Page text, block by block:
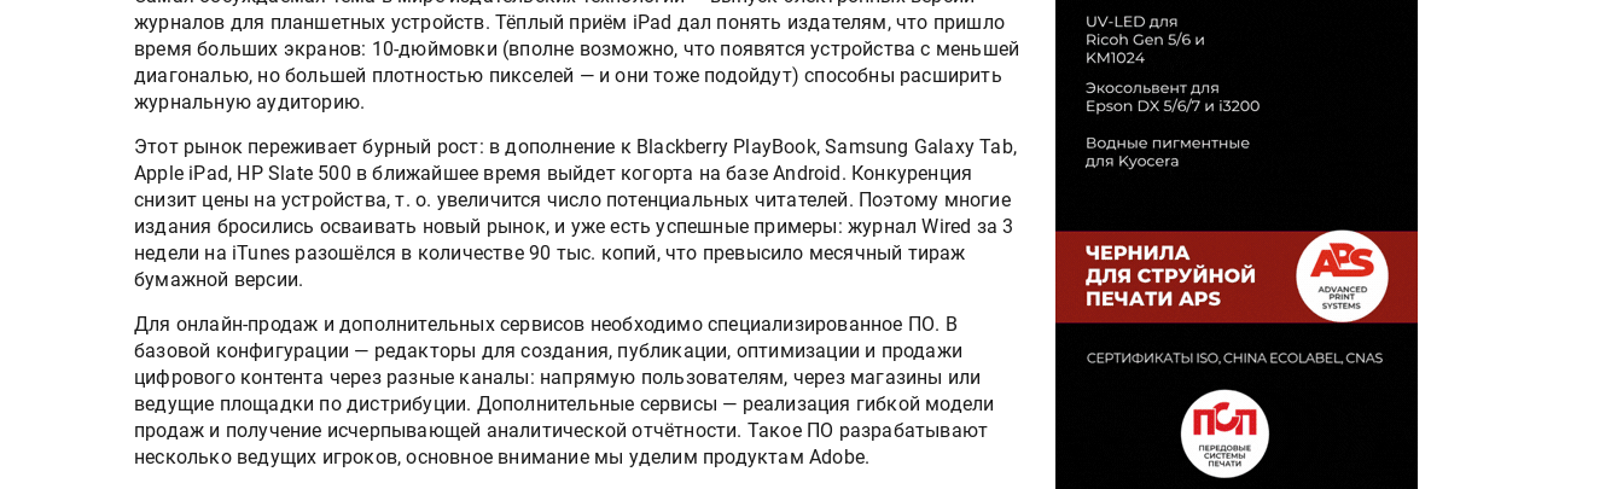
журналов для планшетных устройств. Тёплый приём iPаd дал понять издателям, что пришло
время больших экранов: 10-дюймовки (вполне возможно, что появятся устройства с меньшей
диагональю, но большей плотностью пикселей — и они тоже подойдут) способны расширить
журнальную аудиторию.
Этот рынок переживает бурный рост: в дополнение к Blackberry PlayBook, Samsung Galaxy Tab,
Apple iPad, HP Slate 500 в ближайшее время выйдет когорта на базе Android. Конкуренция
снизит цены на устройства, т. о. увеличится число потенциальных читателей. Поэтому многие
издания бросились осваивать новый рынок, и уже есть успешные примеры: журнал Wired за 3
недели на iTunes разошёлся в количестве 90 тыс. копий, что превысило месячный тираж
бумажной версии.
Для онлайн-продаж и дополнительных сервисов необходимо специализированное ПО. В
базовой конфигурации — редакторы для создания, публикации, оптимизации и продажи
цифрового контента через разные каналы: напрямую пользователям, через магазины или
ведущие площадки по дистрибуции. Дополнительные сервисы — реализация гибкой модели
продаж и получение исчерпывающей аналитической отчётности. Такое ПО разрабатывают
несколько ведущих игроков, основное внимание мы уделим продуктам Adobe.